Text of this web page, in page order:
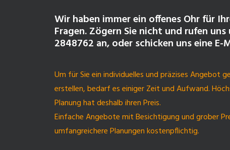
Wir haben immer ein offenes Ohr für
Fragen. Zögern Sie nicht und rufen uns
2848762 an, oder schicken uns eine E-
Um für Sie ein individuelles und präzises Angebot
erstellen, bedarf es einiger Zeit und Aufwand.
Planung hat deshalb ihren Preis.
Einfache Angebote mit Besichtigung und grober
umfangreichere Planungen kostenpflichtig.